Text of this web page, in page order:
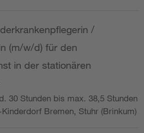
/
(m/w/d) für den
in der stationären
30 Stunden bis max. 38,5 Stunden
Bremen, Stuhr (Brinkum)